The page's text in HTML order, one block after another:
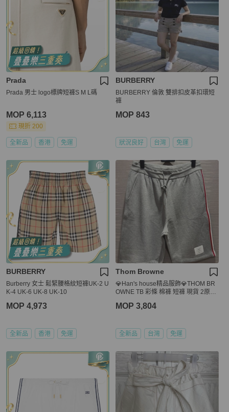
Prada
Prada 男士 logo標牌短褲S M L碼
MOP 6,113
現折 200
全新品 香港 免運
BURBERRY
BURBERRY 倫敦 雙排扣皮革扣環短
褲
MOP 843
狀況良好 台灣 免運
BURBERRY
Burberry 女士 鬆緊腰格紋短褲UK-2 U
K-4 UK-6 UK-8 UK-10
MOP 4,973
全新品 香港 免運
Thom Browne
💎Han's house精品服飾💎THOM BR
OWNE TB 彩條 棉褲 短褲 現貨 2原價
MOP 3,804
全新品 台灣 免運